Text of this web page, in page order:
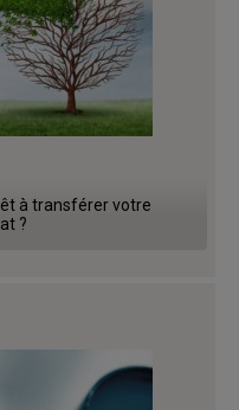
à transférer votre
?